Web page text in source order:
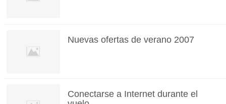
Nuevas ofertas de verano 2007
Conectarse a Internet durante el